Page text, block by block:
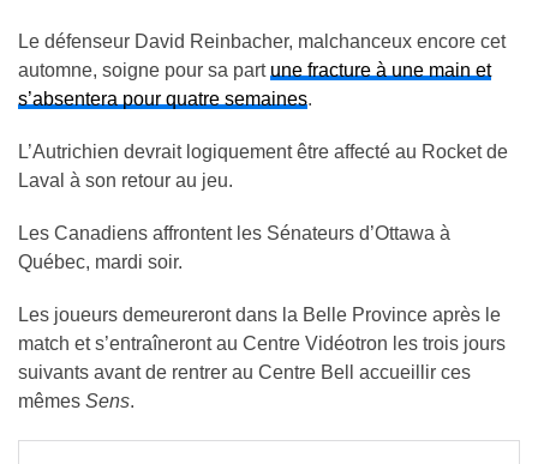
Le défenseur David Reinbacher, malchanceux encore cet
automne, soigne pour sa part une fracture à une main et
s’absentera pour quatre semaines.
L’Autrichien devrait logiquement être affecté au Rocket de
Laval à son retour au jeu.
Les Canadiens affrontent les Sénateurs d’Ottawa à
Québec, mardi soir.
Les joueurs demeureront dans la Belle Province après le
match et s’entraîneront au Centre Vidéotron les trois jours
suivants avant de rentrer au Centre Bell accueillir ces
mêmes Sens.